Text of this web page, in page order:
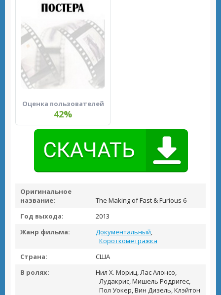
Оценка пользователей
42%
Оригинальное
название:
The Making of Fast & Furious 6
Год выхода:
2013
Жанр фильма:
Документальный,
Короткометражка
Страна:
США
В ролях:
Нил Х. Мориц, Лас Алонсо,
Лудакрис, Мишель Родригес,
Пол Уокер, Вин Дизель, Клэйтон